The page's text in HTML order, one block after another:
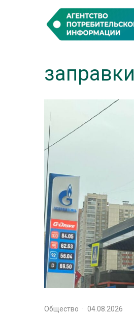
заправки
Общество · 04.08.2026